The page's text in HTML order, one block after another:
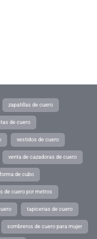
zapatillas de cuero
de cuero
vestidos de cuero
venta de cazadoras de cuero
de cubo
de cuero por metros
tapicerias de cuero
sombreros de cuero para mujer